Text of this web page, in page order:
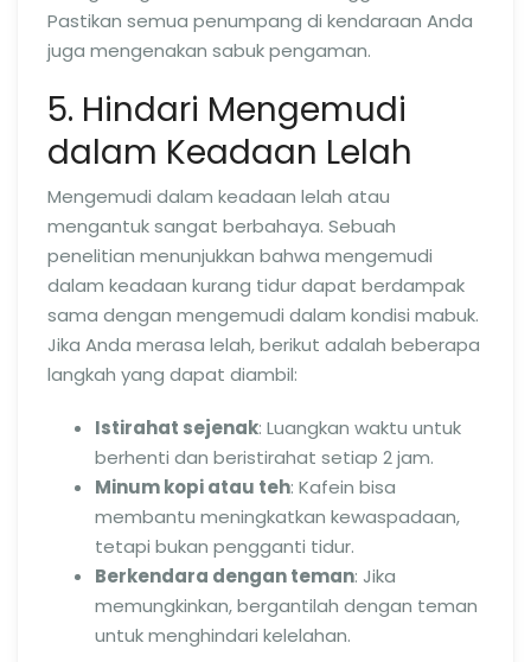
Pastikan semua penumpang di kendaraan Anda
juga mengenakan sabuk pengaman.
5. Hindari Mengemudi
dalam Keadaan Lelah
Mengemudi dalam keadaan lelah atau
mengantuk sangat berbahaya. Sebuah
penelitian menunjukkan bahwa mengemudi
dalam keadaan kurang tidur dapat berdampak
sama dengan mengemudi dalam kondisi mabuk.
Jika Anda merasa lelah, berikut adalah beberapa
langkah yang dapat diambil:
Istirahat sejenak: Luangkan waktu untuk
berhenti dan beristirahat setiap 2 jam.
Minum kopi atau teh: Kafein bisa
membantu meningkatkan kewaspadaan,
tetapi bukan pengganti tidur.
Berkendara dengan teman: Jika
memungkinkan, bergantilah dengan teman
untuk menghindari kelelahan.